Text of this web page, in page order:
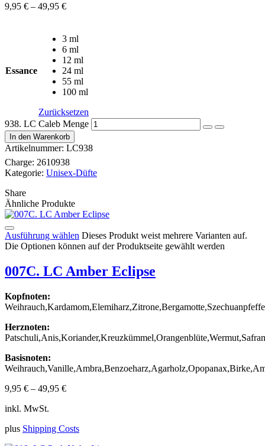
9,95 € – 49,95 €
Essance
3 ml
6 ml
12 ml
24 ml
55 ml
100 ml
Zurücksetzen
938. LC Caleb Menge
In den Warenkorb
Artikelnummer: LC938
Charge: 2610938
Kategorie: Unisex-Düfte
Share
Ähnliche Produkte
Ausführung wählen Dieses Produkt weist mehrere Varianten auf.
Die Optionen können auf der Produktseite gewählt werden
007C. LC Amber Eclipse
Kopfnoten:
Herznoten:
Basisnoten:
9,95 € – 49,95 €
inkl. MwSt.
plus Shipping Costs